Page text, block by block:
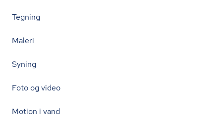
Tegning
Maleri
Syning
Foto og video
Motion i vand